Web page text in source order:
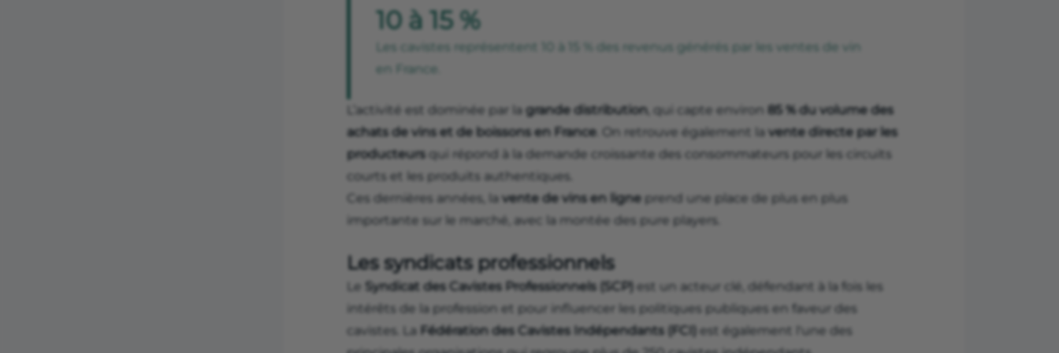
10 à 15 %
Les cavistes représentent 10 à 15 % des revenus générés par les ventes de vin
en France.
L’activité est dominée par la grande distribution, qui capte environ 85 % du volume des
achats de vins et de boissons en France . On retrouve également la vente directe par les
producteursqui répond à la demande croissante des consommateurs pour les circuits
courts et les produits authentiques.
Ces dernières années, la vente de vins en ligne prend une place de plus en plus
importante sur le marché, avec la montée des pure players.
Les syndicats professionnels
Le Syndicat des Cavistes Professionnels (SCP) est un acteur clé, défendant à la fois les
intérêts de la profession et pour influencer les politiques publiques en faveur des
cavistes. La Fédération des Cavistes Indépendants (FCI)
est également l'une des